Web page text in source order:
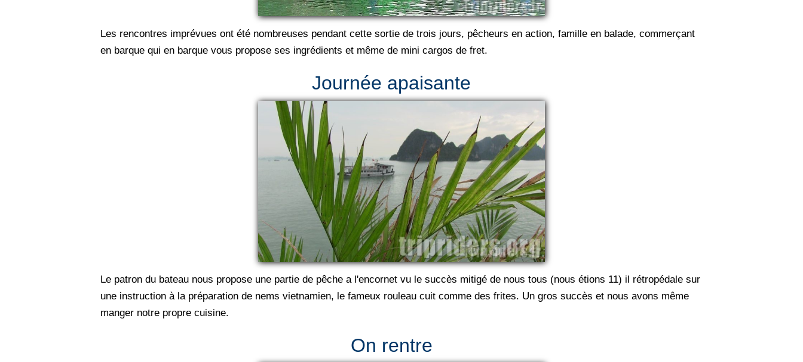
Les rencontres imprévues ont été nombreuses pendant cette sortie de trois jours, pêcheurs en action, famille en balade, commerçant
en barque qui en barque vous propose ses ingrédients et même de mini cargos de fret.
Journée apaisante
Le patron du bateau nous propose une partie de pêche a l'encornet vu le succès mitigé de nous tous (nous étions 11) il rétropédale sur
une instruction à la préparation de nems vietnamien, le fameux rouleau cuit comme des frites. Un gros succès et nous avons même
manger notre propre cuisine.
On rentre